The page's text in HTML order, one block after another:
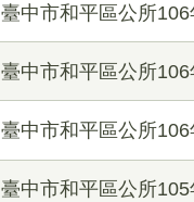
臺中市和平區公所
臺中市和平區公所
臺中市和平區公所
臺中市和平區公所